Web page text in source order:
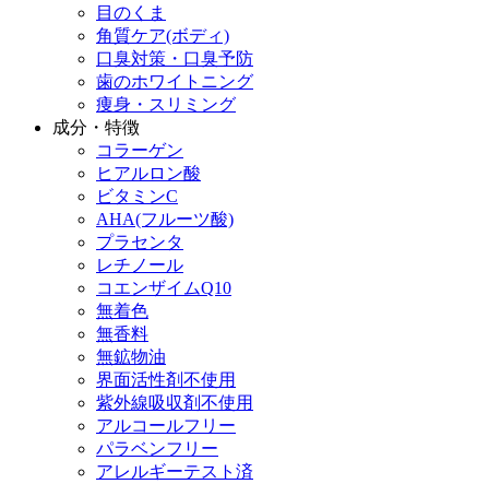
目のくま
角質ケア(ボディ)
口臭対策・口臭予防
歯のホワイトニング
痩身・スリミング
成分・特徴
コラーゲン
ヒアルロン酸
ビタミンC
AHA(フルーツ酸)
プラセンタ
レチノール
コエンザイムQ10
無着色
無香料
無鉱物油
界面活性剤不使用
紫外線吸収剤不使用
アルコールフリー
パラベンフリー
アレルギーテスト済